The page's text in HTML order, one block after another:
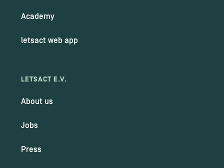
Academy
letsact web app
LETSACT E.V.
About us
Jobs
Press